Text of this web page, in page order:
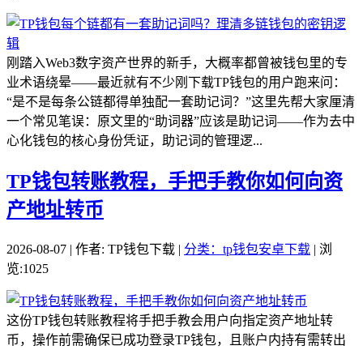
刚踏入Web3数字资产世界的新手，大概率都曾被钱包里的专
业术语绕晕——最近就有不少刚下载TP钱包的用户跑来问：
“是不是每条公链都得单独配一套助记词？”这里先帮大家厘清
一个常见笔误：原文里的“助词器”应该是助记词——作为去中
心化钱包的核心身份凭证，助记词的管理逻...
TP钱包转账教程，手把手教你如何向资
产地址转币
2026-08-07 | 作者: TP钱包下载 | 分类：tp钱包安卓下载 | 浏
览:1025
这份TP钱包转账教程将手把手教会用户向指定资产地址转
币，操作前需确保已成功登录TP钱包，且账户内持有需转出